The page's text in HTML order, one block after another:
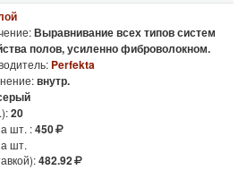
Выравнивание всех типов систем
полов, усиленно фиброволокном.
Perfekta
внутр.
20
шт. :450
шт.
482.92